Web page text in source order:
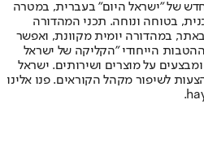
של "ישראל היום" בעברית, במטרה
בטוחה ונוחה. תכני המהדורה
במהדורה יומית מקוונת, ואפשר
הייחודי "הקליקה של ישראל
על מוצרים ושירותים. ישראל
לשיפור מקהל הקוראים. פנו אלינו